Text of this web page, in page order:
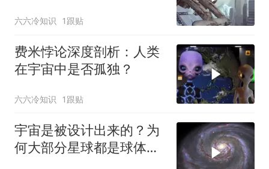
六六冷知识 1跟贴
费米悖论深度剖析：人类
在宇宙中是否孤独？
六六冷知识 1跟贴
宇宙是被设计出来的？为
何大部分星球都是球体，